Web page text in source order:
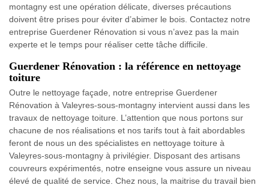
montagny est une opération délicate, diverses précautions
doivent être prises pour éviter d’abimer le bois. Contactez notre
entreprise Guerdener Rénovation si vous n’avez pas la main
experte et le temps pour réaliser cette tâche difficile.
Guerdener Rénovation : la référence en nettoyage
toiture
Outre le nettoyage façade, notre entreprise Guerdener
Rénovation à Valeyres-sous-montagny intervient aussi dans les
travaux de nettoyage toiture. L’attention que nous portons sur
chacune de nos réalisations et nos tarifs tout à fait abordables
feront de nous un des spécialistes en nettoyage toiture à
Valeyres-sous-montagny à privilégier. Disposant des artisans
couvreurs expérimentés, notre enseigne vous assure un niveau
élevé de qualité de service. Chez nous, la maitrise du travail bien